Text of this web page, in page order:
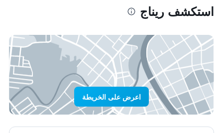
استكشف ريناج
اعرض على الخريطة